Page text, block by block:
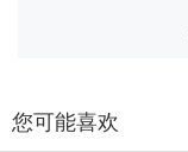
您可能喜欢